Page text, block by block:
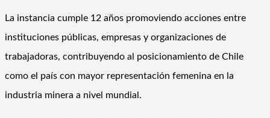
La instancia cumple 12 años promoviendo acciones entre
instituciones públicas, empresas y organizaciones de
trabajadoras, contribuyendo al posicionamiento de Chile
como el país con mayor representación femenina en la
industria minera a nivel mundial.